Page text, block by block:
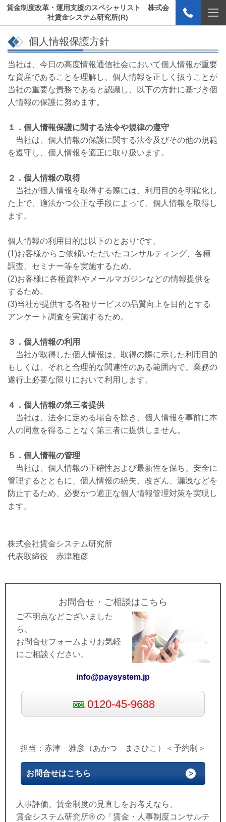
賃金制度改革・運用支援のスペシャリスト 株式会
社賃金システム研究所(R)
個人情報保護方針
当社は、今日の高度情報通信社会において個人情報が重要
な資産であることを理解し、個人情報を正しく扱うことが
当社の重要な責務であると認識し、以下の方針に基づき個
人情報の保護に努めます。
１．個人情報保護に関する法令や規律の遵守
当社は、個人情報の保護に関する法令及びその他の規範
を遵守し、個人情報を適正に取り扱います。
２．個人情報の取得
当社が個人情報を取得する際には、利用目的を明確化し
た上で、適法かつ公正な手段によって、個人情報を取得し
ます。
個人情報の利用目的は以下のとおりです。
(1)お客様からご依頼いただいたコンサルティング、各種
調査、セミナー等を実施するため。
(2)お客様に各種資料やメールマガジンなどの情報提供を
するため。
(3)当社が提供する各種サービスの品質向上を目的とする
アンケート調査を実施するため。
３．個人情報の利用
当社が取得した個人情報は、取得の際に示した利用目的
もしくは、それと合理的な関連性のある範囲内で、業務の
遂行上必要な限りにおいて利用します。
４．個人情報の第三者提供
当社は、法令に定める場合を除き、個人情報を事前に本
人の同意を得ることなく第三者に提供しません。
５．個人情報の管理
当社は、個人情報の正確性および最新性を保ち、安全に
管理するとともに、個人情報の紛失、改ざん、漏洩などを
防止するため、必要かつ適正な個人情報管理対策を実現し
ます。
株式会社賃金システム研究所
代表取締役 赤津雅彦
お問合せ・ご相談はこちら
ご不明点などございました
ら、
お問合せフォームよりお気軽
にご相談ください。
info@paysystem.jp
0120-45-9688
担当：赤津 雅彦（あかつ まさひこ）＜予約制＞
お問合せはこちら
人事評価、賃金制度の見直しをお考えなら、
賃金システム研究所® の「賃金・人事制度コンサルテ